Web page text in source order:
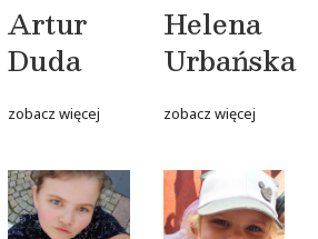
Artur
Duda
zobacz więcej
Helena
Urbańska
zobacz więcej